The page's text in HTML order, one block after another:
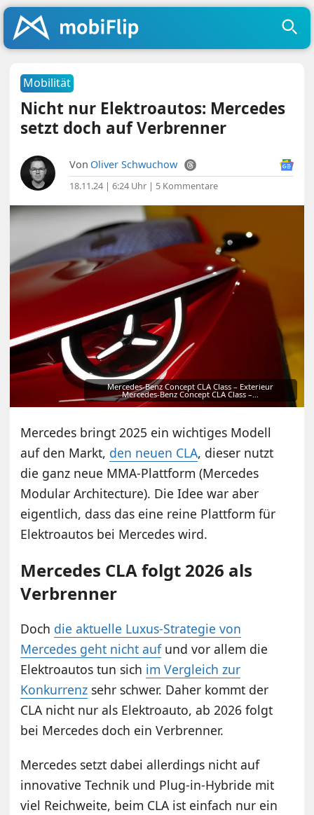
Mobilität
Nicht nur Elektroautos: Mercedes
setzt doch auf Verbrenner
Von Oliver Schwuchow
18.11.24 | 6:24 Uhr | 5 Kommentare
Mercedes-Benz Concept CLA Class – Exterieur
Mercedes-Benz Concept CLA Class –…
Mercedes bringt 2025 ein wichtiges Modell
auf den Markt, den neuen CLA, dieser nutzt
die ganz neue MMA-Plattform (Mercedes
Modular Architecture). Die Idee war aber
eigentlich, dass das eine reine Plattform für
Elektroautos bei Mercedes wird.
Mercedes CLA folgt 2026 als
Verbrenner
Doch die aktuelle Luxus-Strategie von
Mercedes geht nicht aufund vor allem die
Elektroautos tun sich im Vergleich zur
Konkurrenz sehr schwer. Daher kommt der
CLA nicht nur als Elektroauto, ab 2026 folgt
bei Mercedes doch ein Verbrenner.
Mercedes setzt dabei allerdings nicht auf
innovative Technik und Plug-in-Hybride mit
viel Reichweite, beim CLA ist einfach nur ein